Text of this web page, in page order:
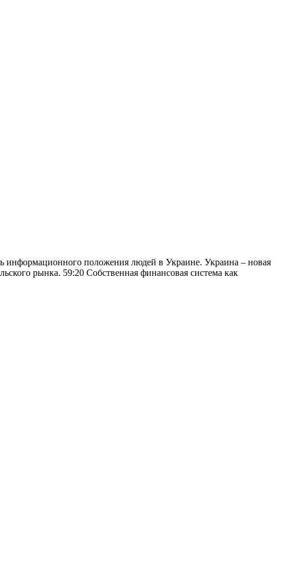
положения людей в Украине. Украина – новая
рынка. 59:20 Собственная финансовая система как